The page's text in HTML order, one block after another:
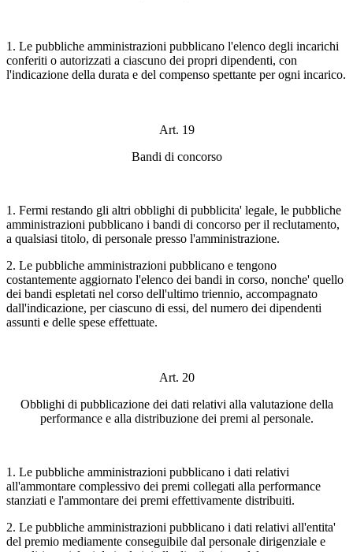
1. Le pubbliche amministrazioni pubblicano l'elenco degli incarichi
conferiti o autorizzati a ciascuno dei propri dipendenti, con
l'indicazione della durata e del compenso spettante per ogni incarico.
Art. 19
Bandi di concorso
1. Fermi restando gli altri obblighi di pubblicita' legale, le pubbliche
amministrazioni pubblicano i bandi di concorso per il reclutamento,
a qualsiasi titolo, di personale presso l'amministrazione.
2. Le pubbliche amministrazioni pubblicano e tengono
costantemente aggiornato l'elenco dei bandi in corso, nonche' quello
dei bandi espletati nel corso dell'ultimo triennio, accompagnato
dall'indicazione, per ciascuno di essi, del numero dei dipendenti
assunti e delle spese effettuate.
Art. 20
Obblighi di pubblicazione dei dati relativi alla valutazione della
performance e alla distribuzione dei premi al personale.
1. Le pubbliche amministrazioni pubblicano i dati relativi
all'ammontare complessivo dei premi collegati alla performance
stanziati e l'ammontare dei premi effettivamente distribuiti.
2. Le pubbliche amministrazioni pubblicano i dati relativi all'entita'
del premio mediamente conseguibile dal personale dirigenziale e